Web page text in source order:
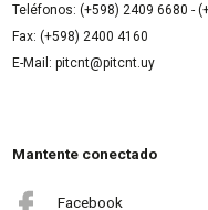
Teléfonos: (+598) 2409 6680 -
Fax: (+598) 2400 4160
E-Mail: pitcnt@pitcnt.uy
Mantente conectado
Facebook